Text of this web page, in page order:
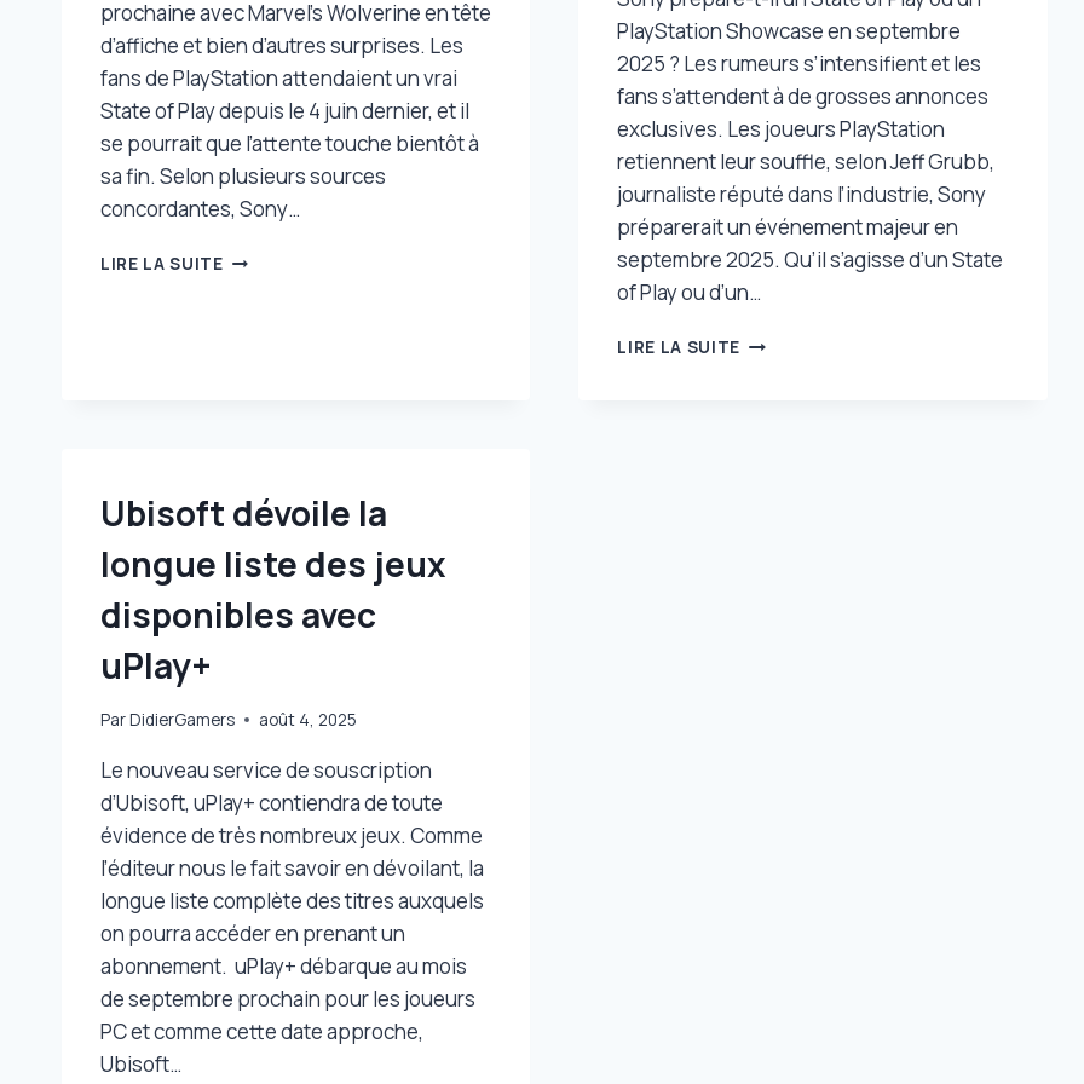
prochaine avec Marvel’s Wolverine en tête
d’affiche et bien d’autres surprises. Les
fans de PlayStation attendaient un vrai
State of Play depuis le 4 juin dernier, et il
se pourrait que l’attente touche bientôt à
sa fin. Selon plusieurs sources
concordantes, Sony…
LIRE LA SUITEON
PROCHAINE
PlayStation Showcase en septembre
2025 ? Les rumeurs s’intensifient et les
fans s’attendent à de grosses annonces
exclusives. Les joueurs PlayStation
retiennent leur souffle, selon Jeff Grubb,
journaliste réputé dans l’industrie, Sony
préparerait un événement majeur en
septembre 2025. Qu’il s’agisse d’un State
of Play ou d’un…
LIRE LA SUITE STATE
Ubisoft dévoile la
longue liste des jeux
disponibles avec
uPlay+
ParDidierGamers août 4, 2025
Le nouveau service de souscription
d’Ubisoft, uPlay+ contiendra de toute
évidence de très nombreux jeux. Comme
l’éditeur nous le fait savoir en dévoilant, la
longue liste complète des titres auxquels
on pourra accéder en prenant un
abonnement. uPlay+ débarque au mois
de septembre prochain pour les joueurs
PC et comme cette date approche,
Ubisoft…